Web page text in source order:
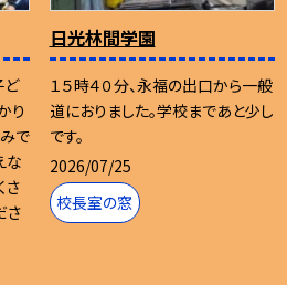
ど
り
で
な
さ
さ
日光林間学園
１５時４０分、永福の出口から一般
道におりました。学校まであと少し
です。
2026/07/25
校長室の窓